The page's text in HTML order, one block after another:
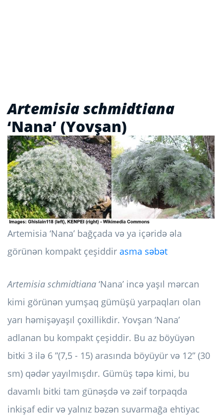
Artemisia schmidtiana
‘Nana’ (Yovşan)
Artemisia ‘Nana’ bağçada və ya içəridə əla
görünən kompakt çeşiddir asma səbət
Artemisia schmidtiana ‘Nana’ incə yaşıl mərcan
kimi görünən yumşaq gümüşü yarpaqları olan
yarı həmişəyaşıl çoxillikdir. Yovşan ‘Nana’
adlanan bu kompakt çeşiddir. Bu az böyüyən
bitki 3 ilə 6 ”(7,5 - 15) arasında böyüyür və 12” (30
sm) qədər yayılmışdır. Gümüş təpə kimi, bu
davamlı bitki tam günəşdə və zəif torpaqda
inkişaf edir və yalnız bəzən suvarmağa ehtiyac